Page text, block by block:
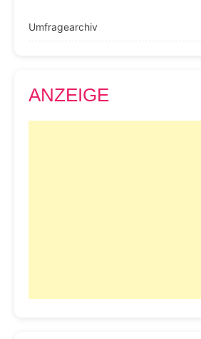
Umfragearchiv
ANZEIGE